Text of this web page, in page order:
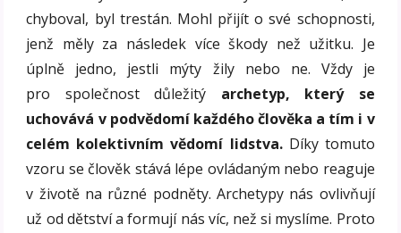
chyboval, byl trestán. Mohl přijít o své schopnosti,
jenž měly za následek více škody než užitku. Je
úplně jedno, jestli mýty žily nebo ne. Vždy je
pro společnost důležitý archetyp, který se
uchovává v podvědomí každého člověka a tím i v
celém kolektivním vědomí lidstva.Díky tomuto
vzoru se člověk stává lépe ovládaným nebo reaguje
v životě na různé podněty. Archetypy nás ovlivňují
už od dětství a formují nás víc, než si myslíme. Proto